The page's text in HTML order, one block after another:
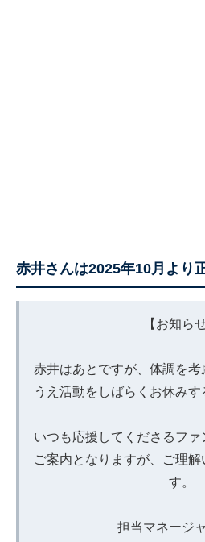
赤井さんは2025年10月より
【お知ら
赤井はあとですが、体調を
うえ活動をしばらくお休みす
いつも応援してくださるフ
ご案内となりますが、ご理
す。
担当マネージ